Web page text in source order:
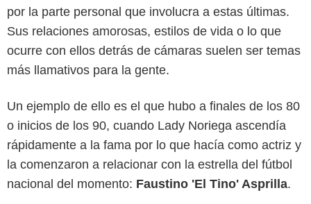
por la parte personal que involucra a estas últimas.
Sus relaciones amorosas, estilos de vida o lo que
ocurre con ellos detrás de cámaras suelen ser temas
más llamativos para la gente.
Un ejemplo de ello es el que hubo a finales de los 80
o inicios de los 90, cuando Lady Noriega ascendía
rápidamente a la fama por lo que hacía como actriz y
la comenzaron a relacionar con la estrella del fútbol
nacional del momento: Faustino 'El Tino' Asprilla.
Caracol Televisión